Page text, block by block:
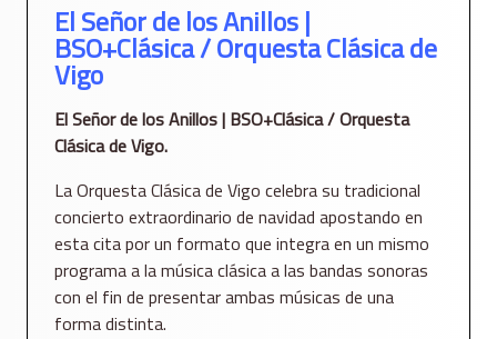
El Señor de los Anillos |
BSO+Clásica / Orquesta Clásica de
Vigo
El Señor de los Anillos | BSO+Clásica / Orquesta
Clásica de Vigo.
La Orquesta Clásica de Vigo celebra su tradicional
concierto extraordinario de navidad apostando en
esta cita por un formato que integra en un mismo
programa a la música clásica a las bandas sonoras
con el fin de presentar ambas músicas de una
forma distinta.